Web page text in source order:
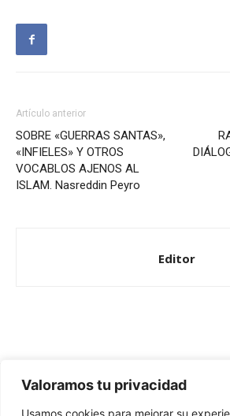
Valoramos tu privacidad
Usamos cookies para mejorar su
Artículo anterior
SOBRE «GUERRAS SANTAS»,
«INFIELES» Y OTROS
VOCABLOS AJENOS AL
ISLAM. Nasreddin Peyro
Editor
Redes Cristianas